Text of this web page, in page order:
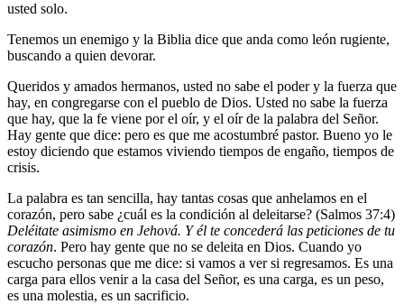
usted solo.
Tenemos un enemigo y la Biblia dice que anda como león rugiente,
buscando a quien devorar.
Queridos y amados hermanos, usted no sabe el poder y la fuerza que
hay, en congregarse con el pueblo de Dios. Usted no sabe la fuerza
que hay, que la fe viene por el oír, y el oír de la palabra del Señor.
Hay gente que dice: pero es que me acostumbré pastor. Bueno yo le
estoy diciendo que estamos viviendo tiempos de engaño, tiempos de
crisis.
La palabra es tan sencilla, hay tantas cosas que anhelamos en el
corazón, pero sabe ¿cuál es la condición al deleitarse? (Salmos 37:4)
Deléitate asimismo en Jehová. Y él te concederá las peticiones de tu
corazón. Pero hay gente que no se deleita en Dios. Cuando yo
escucho personas que me dice: si vamos a ver si regresamos. Es una
carga para ellos venir a la casa del Señor, es una carga, es un peso,
es una molestia, es un sacrificio.